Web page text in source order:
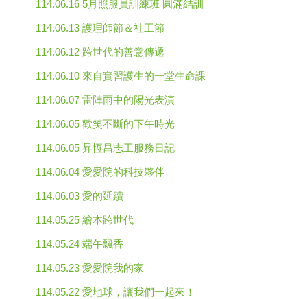
114.06.16 5月照服員訓練班 圓滿結訓
114.06.13 護理師節＆社工節
114.06.12 跨世代的善意傳遞
114.06.10 來自實習護生的一堂生命課
114.06.07 雷陣雨中的陽光表演
114.06.05 歡笑不斷的下午時光
114.06.05 昇恆昌志工服務日記
114.06.04 愛愛院的科技夥伴
114.06.03 愛的延續
114.05.25 繪本跨世代
114.05.24 端午飄香
114.05.23 愛愛院我的家
114.05.22 愛地球，讓我們一起來！